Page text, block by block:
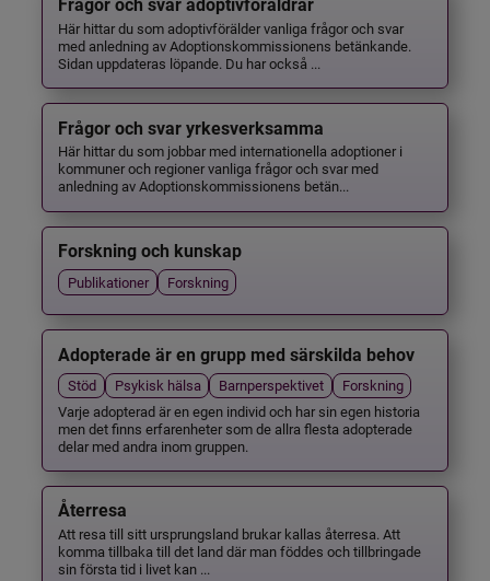
Frågor och svar adoptivföräldrar
Här hittar du som adoptivförälder vanliga frågor och svar
med anledning av Adoptionskommissionens betänkande.
Sidan uppdateras löpande. Du har också ...
Frågor och svar yrkesverksamma
Här hittar du som jobbar med internationella adoptioner i
kommuner och regioner vanliga frågor och svar med
anledning av Adoptionskommissionens betän...
Forskning och kunskap
Publikationer Forskning
Adopterade är en grupp med särskilda behov
Stöd Psykisk hälsa Barnperspektivet
Forskning
Varje adopterad är en egen individ och har sin egen historia
men det finns erfarenheter som de allra flesta adopterade
delar med andra inom gruppen.
Återresa
Att resa till sitt ursprungsland brukar kallas återresa. Att
komma tillbaka till det land där man föddes och tillbringade
sin första tid i livet kan ...